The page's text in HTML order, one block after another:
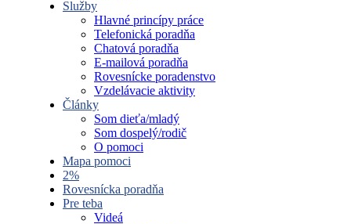
Služby
Hlavné princípy práce
Telefonická poradňa
Chatová poradňa
E-mailová poradňa
Rovesnícke poradenstvo
Vzdelávacie aktivity
Články
Som dieťa/mladý
Som dospelý/rodič
O pomoci
Mapa pomoci
2%
Rovesnícka poradňa
Pre teba
Videá